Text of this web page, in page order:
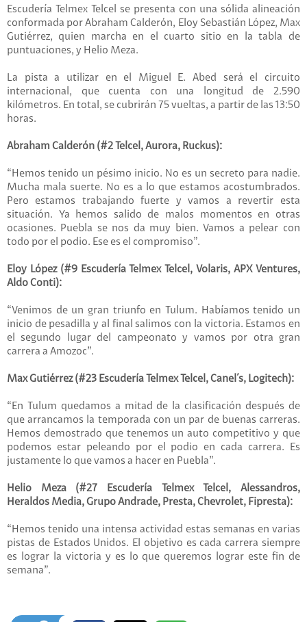
Escudería Telmex Telcel se presenta con una sólida alineación
conformada por Abraham Calderón, Eloy Sebastián López, Max
Gutiérrez, quien marcha en el cuarto sitio en la tabla de
puntuaciones, y Helio Meza.
La pista a utilizar en el Miguel E. Abed será el circuito
internacional, que cuenta con una longitud de 2.590
kilómetros. En total, se cubrirán 75 vueltas, a partir de las 13:50
horas.
Abraham Calderón (#2 Telcel, Aurora, Ruckus):
“Hemos tenido un pésimo inicio. No es un secreto para nadie.
Mucha mala suerte. No es a lo que estamos acostumbrados.
Pero estamos trabajando fuerte y vamos a revertir esta
situación. Ya hemos salido de malos momentos en otras
ocasiones. Puebla se nos da muy bien. Vamos a pelear con
todo por el podio. Ese es el compromiso”.
Eloy López (#9 Escudería Telmex Telcel, Volaris, APX Ventures,
Aldo Conti):
“Venimos de un gran triunfo en Tulum. Habíamos tenido un
inicio de pesadilla y al final salimos con la victoria. Estamos en
el segundo lugar del campeonato y vamos por otra gran
carrera a Amozoc”.
Max Gutiérrez (#23 Escudería Telmex Telcel, Canel´s, Logitech):
“En Tulum quedamos a mitad de la clasificación después de
que arrancamos la temporada con un par de buenas carreras.
Hemos demostrado que tenemos un auto competitivo y que
podemos estar peleando por el podio en cada carrera. Es
justamente lo que vamos a hacer en Puebla”.
Helio Meza (#27 Escudería Telmex Telcel, Alessandros,
Heraldos Media, Grupo Andrade, Presta, Chevrolet, Fipresta):
“Hemos tenido una intensa actividad estas semanas en varias
pistas de Estados Unidos. El objetivo es cada carrera siempre
es lograr la victoria y es lo que queremos lograr este fin de
semana”.